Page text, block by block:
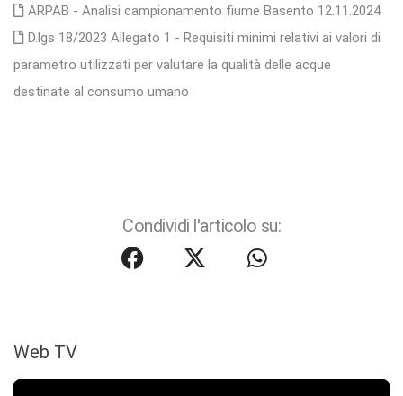
ARPAB - Analisi campionamento fiume Basento 12.11.2024
D.lgs 18/2023 Allegato 1 - Requisiti minimi relativi ai valori di
parametro utilizzati per valutare la qualità delle acque
destinate al consumo umano
Condividi l'articolo su:
Web TV